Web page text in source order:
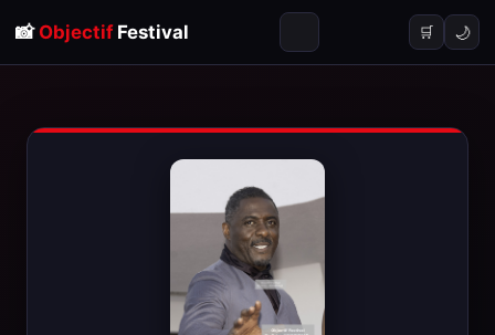
📸 ObjectifFestival 🛒 🌙